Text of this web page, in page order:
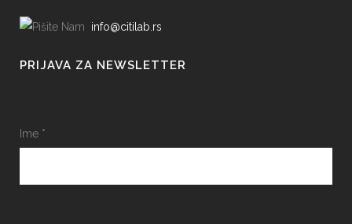
info@citilab.rs
PRIJAVA ZA NEWSLETTER
Ime *